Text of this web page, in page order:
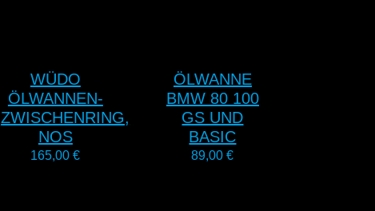
WÜDO
ÖLWANNEN-
ZWISCHENRING,
NOS
165,00€
ÖLWANNE
BMW 80 100
GS UND
BASIC
89,00€